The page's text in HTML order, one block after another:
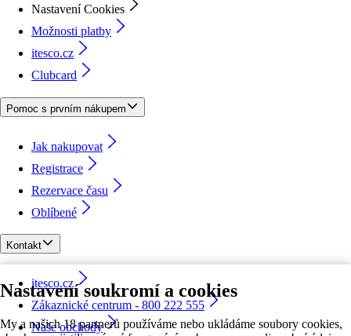
Nastavení soukromí a cookies
My a našich 18 partnerů používáme nebo ukládáme soubory cookies,
Nastavení Cookies
Možnosti platby
itesco.cz
Clubcard
Pomoc s prvním nákupem
Jak nakupovat
Registrace
Rezervace času
Oblíbené
Kontakt
itesco.cz
Zákaznické centrum - 800 222 555
Naše obchody